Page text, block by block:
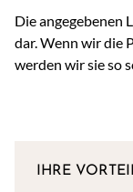
Die angegebenen
dar. Wenn wir die
werden wir sie so
IHRE